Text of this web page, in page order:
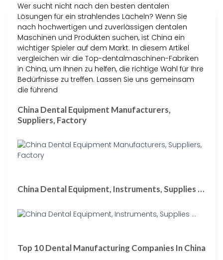
Wer sucht nicht nach den besten dentalen
Lösungen für ein strahlendes Lächeln? Wenn Sie
nach hochwertigen und zuverlässigen dentalen
Maschinen und Produkten suchen, ist China ein
wichtiger Spieler auf dem Markt. In diesem Artikel
vergleichen wir die Top-dentalmaschinen-Fabriken
in China, um Ihnen zu helfen, die richtige Wahl für Ihre
Bedürfnisse zu treffen. Lassen Sie uns gemeinsam
die führend
China Dental Equipment Manufacturers,
Suppliers, Factory
China Dental Equipment, Instruments, Supplies …
Top 10 Dental Manufacturing Companies In China